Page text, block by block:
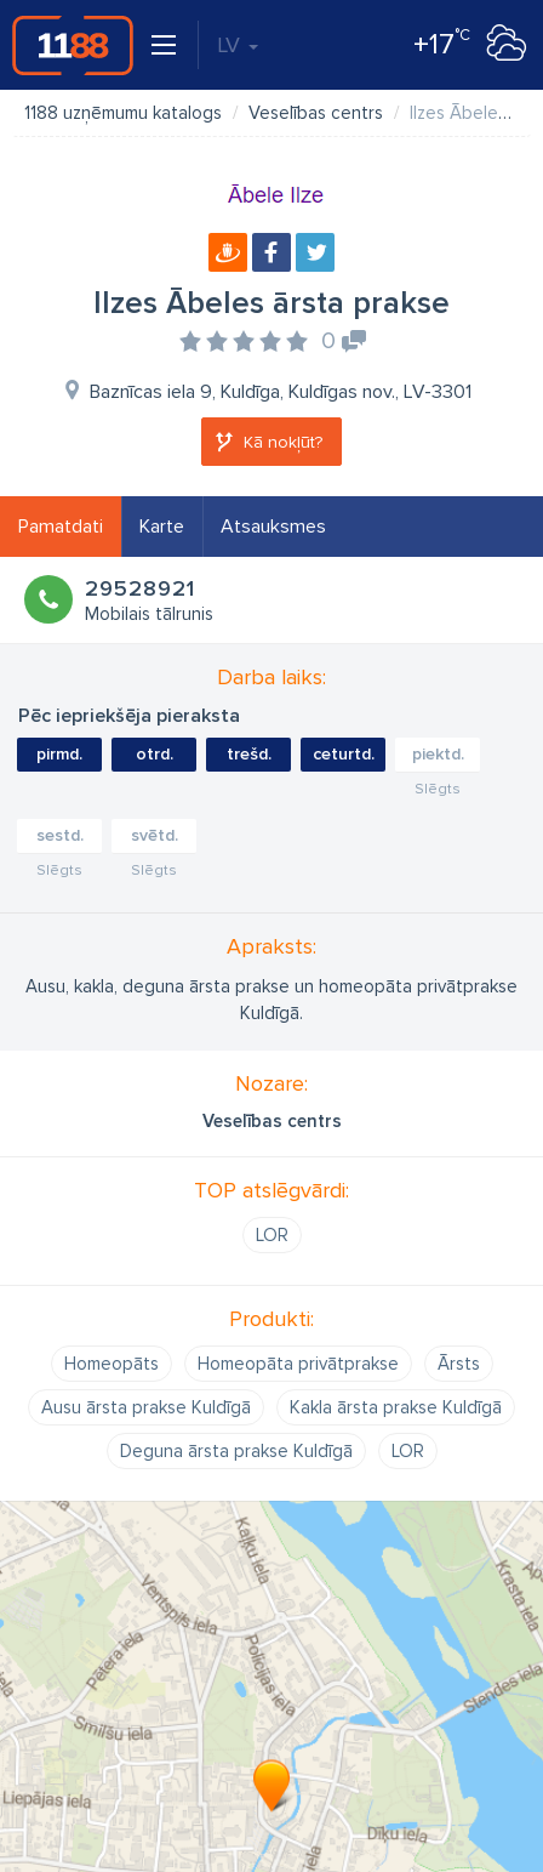
LV +17°C
1188 uzņēmumu katalogs Veselības centrs Ilzes Ābeles ārsta prakse
Ilzes Ābeles ārsta prakse
0
Baznīcas iela 9, Kuldīga, Kuldīgas nov., LV-3301
Kā nokļūt?
Pamatdati Karte Atsauksmes
29528921
Mobilais tālrunis
Darba laiks:
Pēc iepriekšēja pieraksta
pirmd. otrd. trešd. ceturtd. piektd.
Slēgts
sestd.
Slēgts
svētd.
Slēgts
Apraksts:
Ausu, kakla, deguna ārsta prakse un homeopāta privātprakse
Kuldīgā.
Nozare:
Veselības centrs
TOP atslēgvārdi:
LOR
Produkti:
Homeopāts Homeopāta privātprakse
Ārsts
Ausu ārsta prakse Kuldīgā
Kakla ārsta prakse Kuldīgā
Deguna ārsta prakse Kuldīgā
LOR